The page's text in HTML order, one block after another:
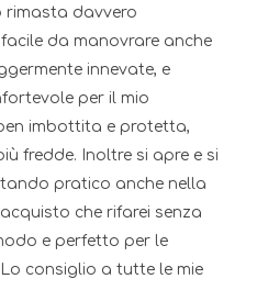
rimasta davvero
da manovrare anche
innevate, e
per il mio
imbottita e protetta,
fredde. Inoltre si apre e si
pratico anche nella
che rifarei senza
e perfetto per le
consiglio a tutte le mie